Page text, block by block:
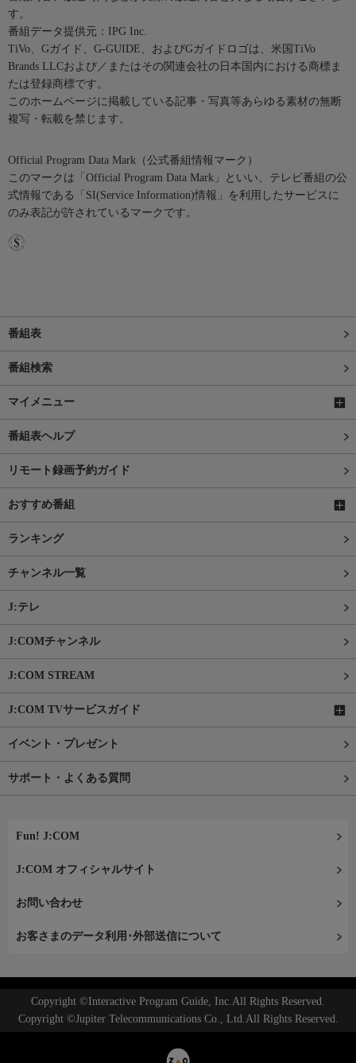
す。
番組データ提供元：IPG Inc.
TiVo、Gガイド、G-GUIDE、およびGガイドロゴは、米国TiVo
Brands LLCおよび／またはその関連会社の日本国内における商標ま
たは登録商標です。
このホームページに掲載している記事・写真等あらゆる素材の無断
複写・転載を禁じます。
Official Program Data Mark（公式番組情報マーク）
このマークは「Official Program Data Mark」といい、テレビ番組の公
式情報である「SI(Service Information)情報」を利用したサービスに
のみ表記が許されているマークです。
番組表
番組検索
マイメニュー
番組表ヘルプ
リモート録画予約ガイド
おすすめ番組
ランキング
チャンネル一覧
J:テレ
J:COMチャンネル
J:COM STREAM
J:COM TVサービスガイド
イベント・プレゼント
サポート・よくある質問
Fun! J:COM
J:COM オフィシャルサイト
お問い合わせ
お客さまのデータ利用･外部送信について
Copyright ©Interactive Program Guide, Inc.All Rights Reserved.
Copyright ©Jupiter Telecommunications Co., Ltd.All Rights Reserved.